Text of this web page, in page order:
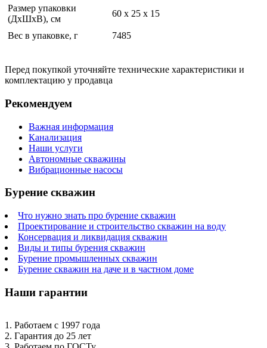
Размер упаковки
(ДхШхВ), см
60 x 25 x 15
Вес в упаковке, г 7485
Перед покупкой уточняйте технические характеристики и
комплектацию у продавца
Рекомендуем
Важная информация
Канализация
Наши услуги
Автономные скважины
Вибрационные насосы
Бурение скважин
Что нужно знать про бурение скважин
Проектирование и строительство скважин на воду
Консервация и ликвидация скважин
Виды и типы бурения скважин
Бурение промышленных скважин
Бурение скважин на даче и в частном доме
Наши гарантии
1. Работаем с 1997 года
2. Гарантия до 25 лет